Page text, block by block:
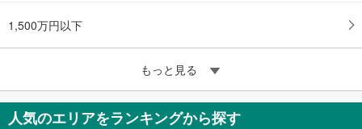
1,500万円以下
もっと見る
人気のエリアをランキングから探す